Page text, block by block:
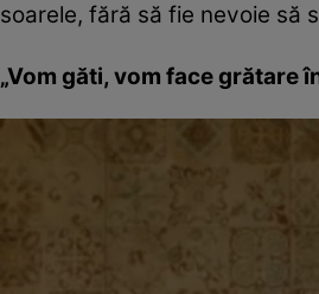
soarele, fără să fie nevoie să
„Vom găti, vom face grătare